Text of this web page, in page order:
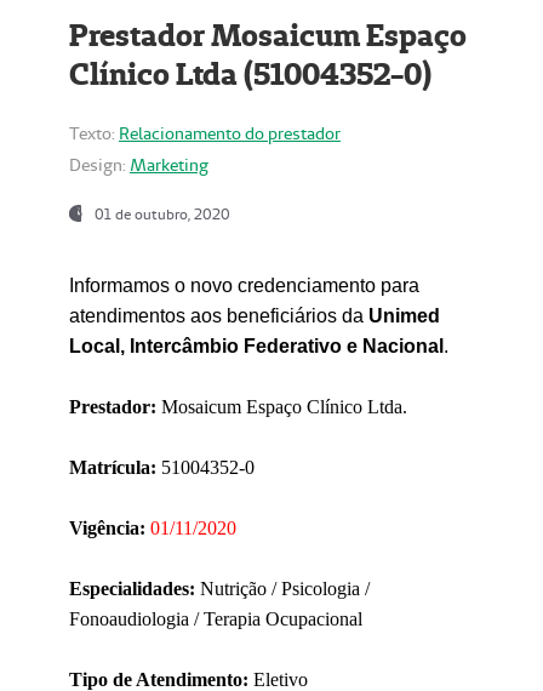
Prestador Mosaicum Espaço
Clínico Ltda (51004352-0)
Texto: Relacionamento do prestador
Design: Marketing
01 de outubro, 2020
Informamos o novo credenciamento para
atendimentos aos beneficiários da Unimed
Local, Intercâmbio Federativo e Nacional .
Prestador: Mosaicum Espaço Clínico Ltda.
Matrícula: 51004352-0
Vigência: 01/11/2020
Especialidades: Nutrição / Psicologia /
Fonoaudiologia / Terapia Ocupacional
Tipo de Atendimento: Eletivo